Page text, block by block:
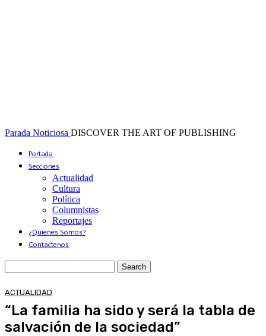
Parada Noticiosa DISCOVER THE ART OF PUBLISHING
Portada
Secciones
Actualidad
Cultura
Política
Columnistas
Reportajes
¿Quienes Somos?
Contactenos
ACTUALIDAD
“La familia ha sido y será la tabla de
salvación de la sociedad”